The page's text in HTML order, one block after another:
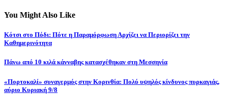
You Might Also Like
Κότσι στο Πόδι: Πότε η Παραμόρφωση Αρχίζει να Περιορίζει την
Καθημερινότητα
Πάνω από 10 κιλά κάνναβης κατασχέθηκαν στη Μεσσηνία
«Πορτοκαλί» συναγερμός στην Κορινθία: Πολύ υψηλός κίνδυνος πυρκαγιάς,
αύριο Κυριακή 9/8